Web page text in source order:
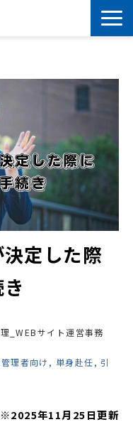
定した際
_WEBサイト運営事務
理者向け 単身赴任
引
※2025年11月25日更新